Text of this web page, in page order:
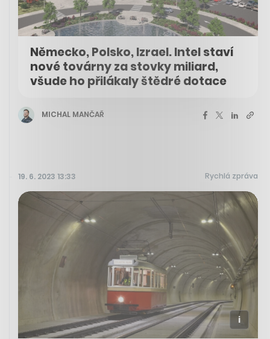
Německo, Polsko, Izrael. Intel staví
nové továrny za stovky miliard,
všude ho přilákaly štědré dotace
MICHAL MANČAŘ
19. 6. 2023 13:33 Rychlá zpráva